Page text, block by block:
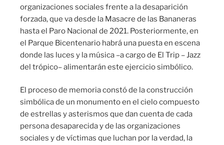
organizaciones sociales frente a la desaparición
forzada, que va desde la Masacre de las Bananeras
hasta el Paro Nacional de 2021. Posteriormente, en
el Parque Bicentenario habrá una puesta en escena
donde las luces y la música –a cargo de El Trip – Jazz
del trópico– alimentarán este ejercicio simbólico.
El proceso de memoria constó de la construcción
simbólica de un monumento en el cielo compuesto
de estrellas y asterismos que dan cuenta de cada
persona desaparecida y de las organizaciones
sociales y de víctimas que luchan por la verdad, la